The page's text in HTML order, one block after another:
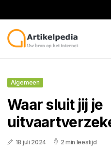
Algemeen
Waar sluit jij je
18 juli 2024 2 min leestijd